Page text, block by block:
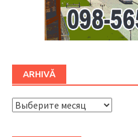
ARHIVĂ
ARHIVĂ